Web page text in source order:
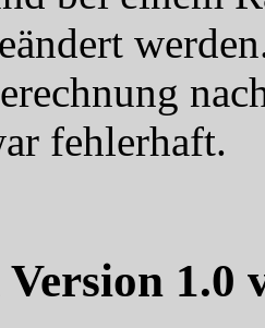
fehlerhaft.
1.0